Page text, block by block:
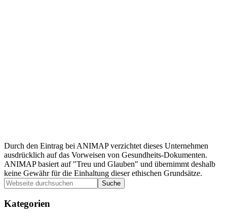
Durch den Eintrag bei ANIMAP verzichtet dieses Unternehmen
ausdrücklich auf das Vorweisen von Gesundheits-Dokumenten.
ANIMAP basiert auf "Treu und Glauben" und übernimmt deshalb
keine Gewähr für die Einhaltung dieser ethischen Grundsätze.
Seitenspalte
Webseite
durchsuchen
Kategorien